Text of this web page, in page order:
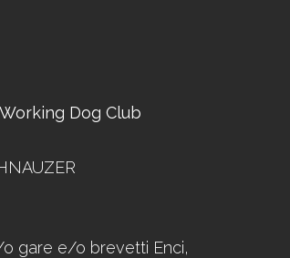
Dog Club
o gare e/o brevetti Enci,